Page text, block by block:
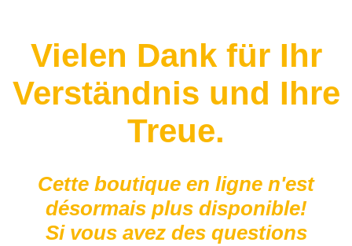
Vielen Dank für Ihr
Verständnis und Ihre
Treue.
Cette boutique en ligne n'est
désormais plus disponible!
Si vous avez des questions